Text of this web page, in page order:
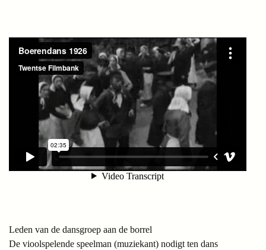
Leden van de dansgroep aan de borrel
De vioolspelende speelman (muziekant) nodigt ten dans